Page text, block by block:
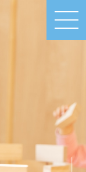
MEN
U